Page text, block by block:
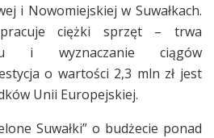
i Nowomiejskiej w Suwałkach.
ciężki sprzęt – trwa
i wyznaczanie ciągów
o wartości 2,3 mln zł jest
Unii Europejskiej.
Suwałki” o budżecie ponad